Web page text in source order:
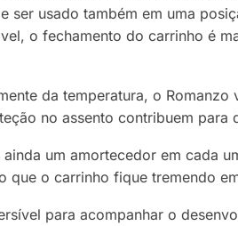
ser usado também em uma
o fechamento do carrinho é
da temperatura, o
no assento contribuem para
ainda um amortecedor em cada
que o carrinho fique tremendo
para acompanhar o